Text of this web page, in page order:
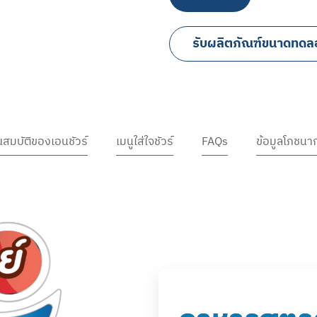
รับผลิตภัณฑ์ขนาดทดล
มบัติของเอนชัวร์ เมนูใส่ใจชัวร์ FAQs ข้อมูลโภชนา